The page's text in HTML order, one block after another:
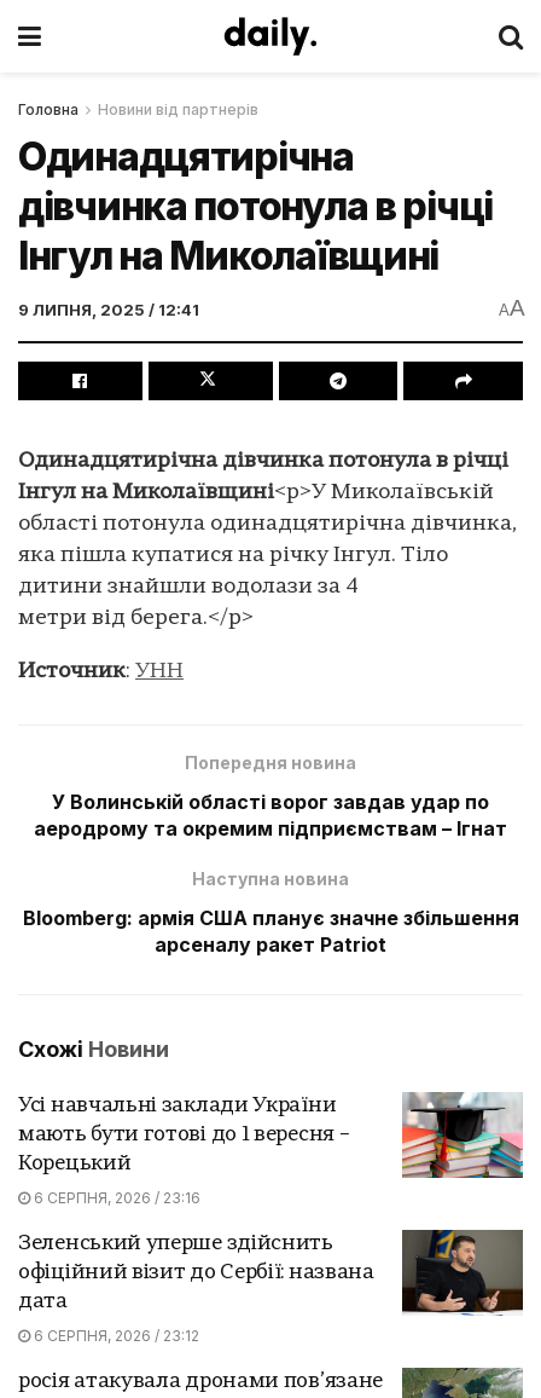
Головна Новини від партнерів
Одинадцятирічна
дівчинка потонула в річці
Інгул на Миколаївщині
9 ЛИПНЯ, 2025 / 12:41 AA
Одинадцятирічна дівчинка потонула в річці
Інгул на Миколаївщині<p>У Миколаївській
області потонула одинадцятирічна дівчинка,
яка пішла купатися на річку Інгул. Тіло
дитини знайшли водолази за 4
метри від берега.</p>
Источник: УНН
Попередня новина
У Волинській області ворог завдав удар по
аеродрому та окремим підприємствам – Ігнат
Наступна новина
Bloomberg: армія США планує значне збільшення
арсеналу ракет Patriot
Схожі Новини
Усі навчальні заклади України
мають бути готові до 1 вересня –
Корецький
6 СЕРПНЯ, 2026 / 23:16
Зеленський уперше здійснить
офіційний візит до Сербії: названа
дата
6 СЕРПНЯ, 2026 / 23:12
росія атакувала дронами пов’язане